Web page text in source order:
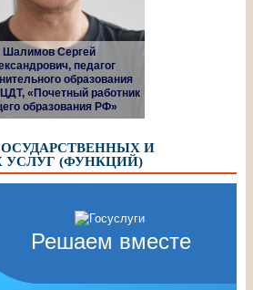
Шалимов Сергей
педагог
образования
«Почетный работник
образования РФ»
И
(ФУНКЦИЙ)
Решаем вместе